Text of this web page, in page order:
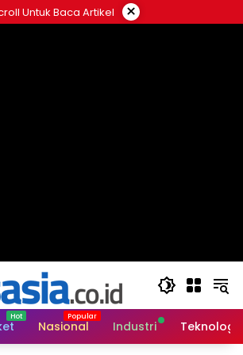
Untuk Baca Artikel ×
Nasional Industri Teknologi